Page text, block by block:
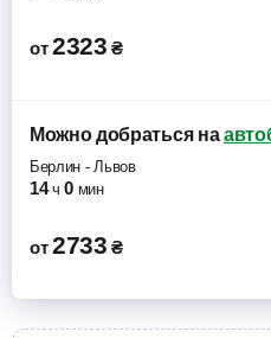
от 2323 ₴
Можно добратьсяна
Берлин - Львов
14 ч 0 мин
от 2733 ₴